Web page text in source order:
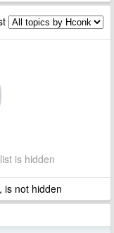
is hidden
is not hidden